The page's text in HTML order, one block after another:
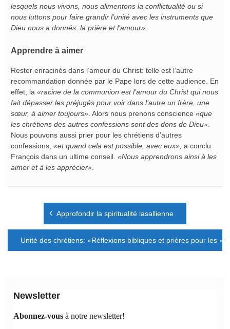
lesquels nous vivons, nous alimentons la conflictualité ou si
nous luttons pour faire grandir l’unité avec les instruments que
Dieu nous a donnés: la prière et l’amour».
Apprendre à aimer
Rester enracinés dans l’amour du Christ: telle est l’autre
recommandation donnée par le Pape lors de cette audience. En
effet, la «racine de la communion est l’amour du Christ qui nous
fait dépasser les préjugés pour voir dans l’autre un frère, une
sœur, à aimer toujours» . Alors nous prenons conscience «que
les chrétiens des autres confessions sont des dons de Dieu»
Nous pouvons aussi prier pour les chrétiens d’autres
confessions, «et quand cela est possible, avec eux», a conclu
François dans un ultime conseil. «Nous apprendrons ainsi à les
aimer et à les apprécier»
Navigation
l’article
Approfondir la spiritualité lasallienne
Unité des chrétiens: «Réflexions bibliques et prières pour les «
Newsletter
Abonnez-vous à notre newsletter!